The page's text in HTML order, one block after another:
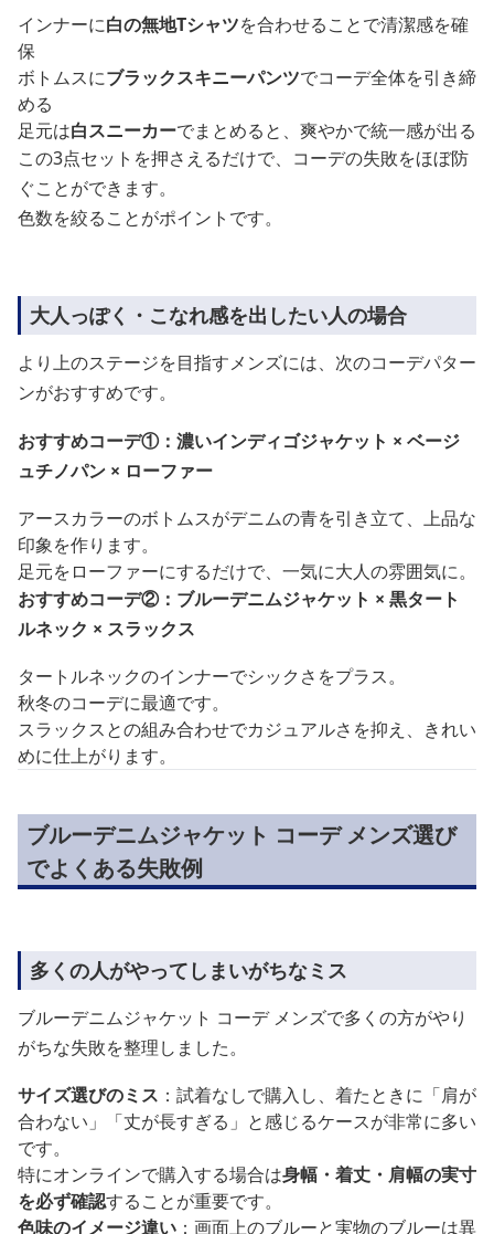
インナーに白の無地Tシャツを合わせることで清潔感を確
保
ボトムスにブラックスキニーパンツでコーデ全体を引き締
める
足元は白スニーカーでまとめると、爽やかで統一感が出る
この3点セットを押さえるだけで、コーデの失敗をほぼ防
ぐことができます。
色数を絞ることがポイントです。
大人っぽく・こなれ感を出したい人の場合
より上のステージを目指すメンズには、次のコーデパター
ンがおすすめです。
おすすめコーデ①：濃いインディゴジャケット × ベージ
ュチノパン × ローファー
アースカラーのボトムスがデニムの青を引き立て、上品な
印象を作ります。
足元をローファーにするだけで、一気に大人の雰囲気に。
おすすめコーデ②：ブルーデニムジャケット × 黒タート
ルネック × スラックス
タートルネックのインナーでシックさをプラス。
秋冬のコーデに最適です。
スラックスとの組み合わせでカジュアルさを抑え、きれい
めに仕上がります。
ブルーデニムジャケット コーデ メンズ選び
でよくある失敗例
多くの人がやってしまいがちなミス
ブルーデニムジャケット コーデ メンズで多くの方がやり
がちな失敗を整理しました。
サイズ選びのミス ：試着なしで購入し、着たときに「肩が
合わない」「丈が長すぎる」と感じるケースが非常に多い
です。
特にオンラインで購入する場合は身幅・着丈・肩幅の実寸
を必ず確認することが重要です。
色味のイメージ違い ：画面上のブルーと実物のブルーは異